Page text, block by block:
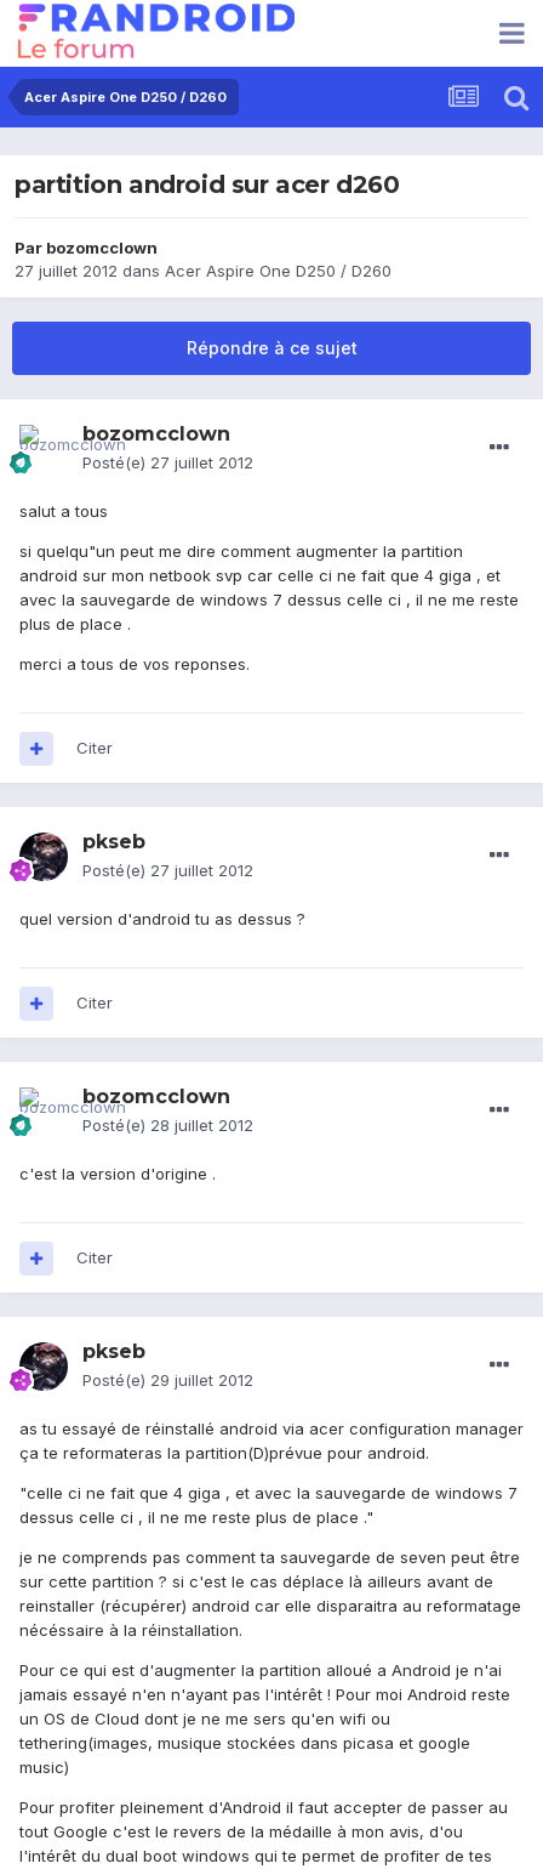
Acer Aspire One D250 / D260
partition android sur acer d260
Par bozomcclown
27 juillet 2012 dans Acer Aspire One D250 / D260
Répondre à ce sujet
bozomcclown
Posté(e) 27 juillet 2012
salut a tous
si quelqu"un peut me dire comment augmenter la partition
android sur mon netbook svp car celle ci ne fait que 4 giga , et
avec la sauvegarde de windows 7 dessus celle ci , il ne me reste
plus de place .
merci a tous de vos reponses.
Citer
pkseb
Posté(e) 27 juillet 2012
quel version d'android tu as dessus ?
Citer
bozomcclown
Posté(e) 28 juillet 2012
c'est la version d'origine .
Citer
pkseb
Posté(e) 29 juillet 2012
as tu essayé de réinstallé android via acer configuration manager
ça te reformateras la partition(D)prévue pour android.
"celle ci ne fait que 4 giga , et avec la sauvegarde de windows 7
dessus celle ci , il ne me reste plus de place ."
je ne comprends pas comment ta sauvegarde de seven peut être
sur cette partition ? si c'est le cas déplace là ailleurs avant de
reinstaller (récupérer) android car elle disparaitra au reformatage
nécéssaire à la réinstallation.
Pour ce qui est d'augmenter la partition alloué a Android je n'ai
jamais essayé n'en n'ayant pas l'intérêt ! Pour moi Android reste
un OS de Cloud dont je ne me sers qu'en wifi ou
tethering(images, musique stockées dans picasa et google
music)
Pour profiter pleinement d'Android il faut accepter de passer au
tout Google c'est le revers de la médaille à mon avis, d'ou
l'intérêt du dual boot windows qui te permet de profiter de tes